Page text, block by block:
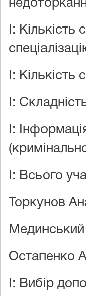
документу
29.07.2024
I:
I:
I:
I:
I: Всього
Торкунов
Остапенко
I: Вибір